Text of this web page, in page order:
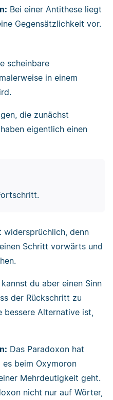
Bei einer Antithese liegt
Gegensätzlichkeit vor.
scheinbare
in einem
die zunächst
eigentlich einen
widersprüchlich, denn
Schritt vorwärts und
du aber einen Sinn
der Rückschritt zu
bessere Alternative ist,
Das Paradoxon hat
es beim Oxymoron
Mehrdeutigkeit geht.
nicht nur auf Wörter,